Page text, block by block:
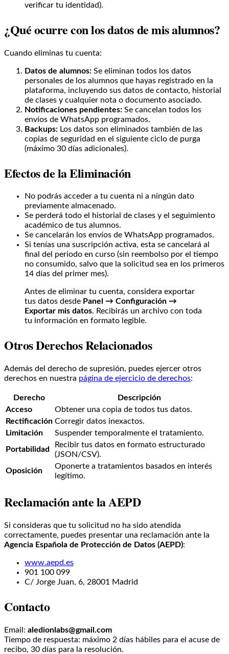
verificar tu identidad).
¿Qué ocurre con los datos de mis alumnos?
Cuando eliminas tu cuenta:
Datos de alumnos: Se eliminan todos los datos
personales de los alumnos que hayas registrado en la
plataforma, incluyendo sus datos de contacto, historial
de clases y cualquier nota o documento asociado.
Notificaciones pendientes: Se cancelan todos los
envíos de WhatsApp programados.
Backups: Los datos son eliminados también de las
copias de seguridad en el siguiente ciclo de purga
(máximo 30 días adicionales).
Efectos de la Eliminación
No podrás acceder a tu cuenta ni a ningún dato
previamente almacenado.
Se perderá todo el historial de clases y el seguimiento
académico de tus alumnos.
Se cancelarán los envíos de WhatsApp programados.
Si tenías una suscripción activa, esta se cancelará al
final del periodo en curso (sin reembolso por el tiempo
no consumido, salvo que la solicitud sea en los primeros
14 días del primer mes).
Antes de eliminar tu cuenta, considera exportar
tus datos desde Panel → Configuración →
Exportar mis datos. Recibirás un archivo con toda
tu información en formato legible.
Otros Derechos Relacionados
Además del derecho de supresión, puedes ejercer otros
derechos en nuestra página de ejercicio de derechos:
Derecho
Descripción
Acceso
Obtener una copia de todos tus datos.
Rectificación Corregir datos inexactos.
Limitación
Suspender temporalmente el tratamiento.
Portabilidad
Recibir tus datos en formato estructurado
(JSON/CSV).
Oposición
Oponerte a tratamientos basados en interés
legítimo.
Reclamación ante la AEPD
Si consideras que tu solicitud no ha sido atendida
correctamente, puedes presentar una reclamación ante la
Agencia Española de Protección de Datos (AEPD):
www.aepd.es
901 100 099
C/ Jorge Juan, 6, 28001 Madrid
Contacto
Email: aledionlabs@gmail.com
Tiempo de respuesta: máximo 2 días hábiles para el acuse de
recibo, 30 días para la resolución.